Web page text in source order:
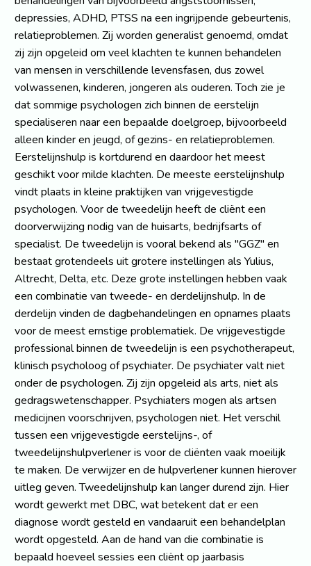
depressies, ADHD, PTSS na een ingrijpende gebeurtenis,
relatieproblemen. Zij worden generalist genoemd, omdat
zij zijn opgeleid om veel klachten te kunnen behandelen
van mensen in verschillende levensfasen, dus zowel
volwassenen, kinderen, jongeren als ouderen. Toch zie je
dat sommige psychologen zich binnen de eerstelijn
specialiseren naar een bepaalde doelgroep, bijvoorbeeld
alleen kinder en jeugd, of gezins- en relatieproblemen.
Eerstelijnshulp is kortdurend en daardoor het meest
geschikt voor milde klachten. De meeste eerstelijnshulp
vindt plaats in kleine praktijken van vrijgevestigde
psychologen. Voor de tweedelijn heeft de cliënt een
doorverwijzing nodig van de huisarts, bedrijfsarts of
specialist. De tweedelijn is vooral bekend als "GGZ" en
bestaat grotendeels uit grotere instellingen als Yulius,
Altrecht, Delta, etc. Deze grote instellingen hebben vaak
een combinatie van tweede- en derdelijnshulp. In de
derdelijn vinden de dagbehandelingen en opnames plaats
voor de meest ernstige problematiek. De vrijgevestigde
professional binnen de tweedelijn is een psychotherapeut,
klinisch psycholoog of psychiater. De psychiater valt niet
onder de psychologen. Zij zijn opgeleid als arts, niet als
gedragswetenschapper. Psychiaters mogen als artsen
medicijnen voorschrijven, psychologen niet. Het verschil
tussen een vrijgevestigde eerstelijns-, of
tweedelijnshulpverlener is voor de cliënten vaak moeilijk
te maken. De verwijzer en de hulpverlener kunnen hierover
uitleg geven. Tweedelijnshulp kan langer durend zijn. Hier
wordt gewerkt met DBC, wat betekent dat er een
diagnose wordt gesteld en vandaaruit een behandelplan
wordt opgesteld. Aan de hand van die combinatie is
bepaald hoeveel sessies een cliënt op jaarbasis